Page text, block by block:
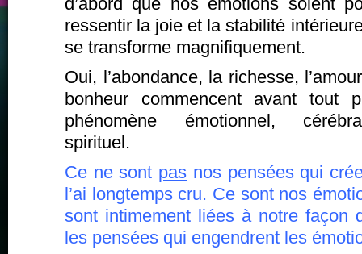
ressentir la joie et la stabilité
se transforme magnifiquement.
Oui, l’abondance, la richesse,
bonheur commencent avant tout
phénomène émotionnel,
spirituel.
Ce ne sont pas nos pensées qui
l’ai longtemps cru. Ce sont nos
sont intimement liées à notre façon
les pensées qui engendrent les